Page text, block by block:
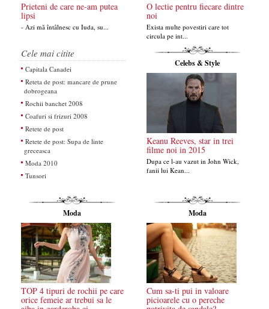
Prieteni de care ne-am putea
lipsi
- Azi mă întâlnesc cu Iuda, su...
O lectie pentru fiecare dintre
noi
Exista multe povestiri care tot
circula pe int...
Cele mai citite
Capitala Canadei
Reteta de post: mancare de prune
dobrogeana
Rochii banchet 2008
Coafuri si frizuri 2008
Retete de post
Retete de post: Supa de linte
greceasca
Moda 2010
Tunsori
Celebs & Style
Keanu Reeves, star in trei
filme noi in 2015
Dupa ce l-au vazut in John Wick,
fanii lui Kean...
Moda
TOP 4 tipuri de rochii pe care
orice femeie ar trebui sa le
Moda
Cum sa-ti pui in valoare
picioarele cu o pereche